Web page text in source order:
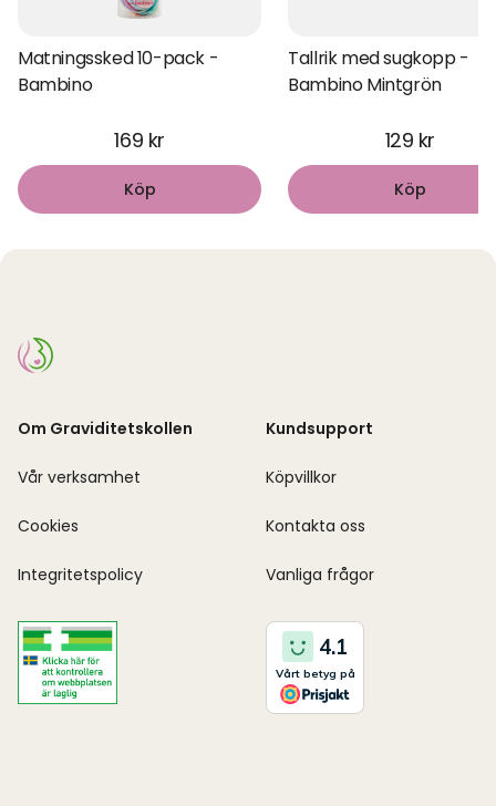
Matningssked 10-pack -
Bambino
169 kr
Köp
Tallrik med sugkopp -
Bambino Mintgrön
129 kr
Köp
Om Graviditetskollen
Vår verksamhet
Cookies
Integritetspolicy
Kundsupport
Köpvillkor
Kontakta oss
Vanliga frågor